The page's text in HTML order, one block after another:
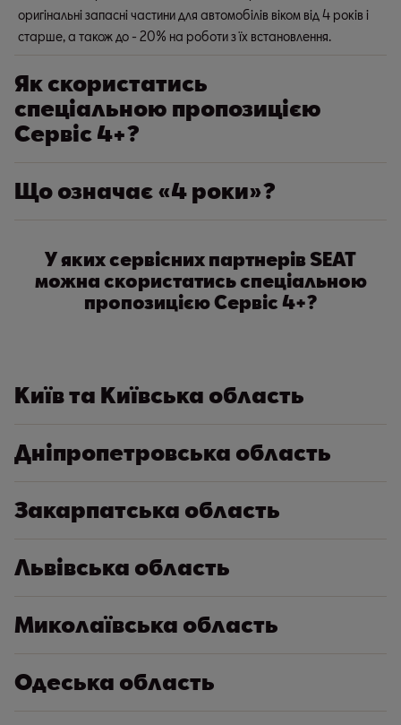
оригінальні запасні частини для автомобілів віком від 4 років і
старше, а також до - 20% на роботи з їх встановлення.
Як скористатись
спеціальною пропозицією
Сервіс 4+?
Що означає «4 роки»?
У яких сервісних партнерів SEAT
можна скористатись спеціальною
пропозицією Сервіс 4+?
Київ та Київська область
Дніпропетровська область
Закарпатська область
Львівська область
Миколаївська область
Одеська область